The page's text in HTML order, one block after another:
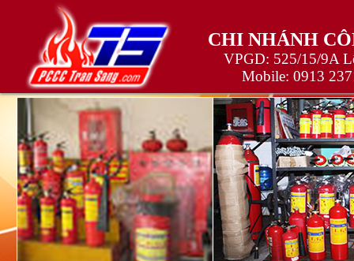
CHI NHÁNH
VPGD: 525/15/9A
Mobile: 0913